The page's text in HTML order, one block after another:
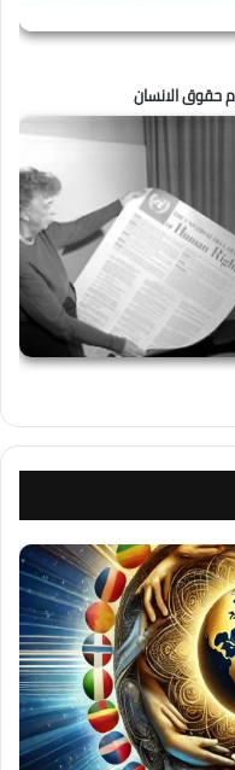
حقوق الانسان